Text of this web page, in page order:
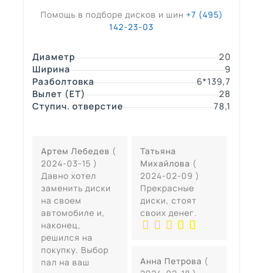
Помощь в подборе дисков и шин +7 (495)
142-23-03
Диаметр
20
Ширина
9
Разболтовка
6*139,7
Вылет (ЕТ)
28
Ступич. отверстие
78,1
Артем Лебедев (
2024-03-15 )
Давно хотел
заменить диски
на своем
автомобиле и,
наконец,
решился на
покупку. Выбор
пал на ваш
Татьяна
Михайлова (
2024-02-09 )
Прекрасные
диски, стоят
своих денег.
Анна Петрова (